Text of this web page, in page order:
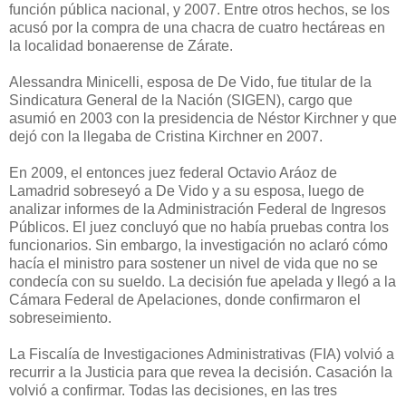
función pública nacional, y 2007. Entre otros hechos, se los
acusó por la compra de una chacra de cuatro hectáreas en
la localidad bonaerense de Zárate.
Alessandra Minicelli, esposa de De Vido, fue titular de la
Sindicatura General de la Nación (SIGEN), cargo que
asumió en 2003 con la presidencia de Néstor Kirchner y que
dejó con la llegaba de Cristina Kirchner en 2007.
En 2009, el entonces juez federal Octavio Aráoz de
Lamadrid sobreseyó a De Vido y a su esposa, luego de
analizar informes de la Administración Federal de Ingresos
Públicos. El juez concluyó que no había pruebas contra los
funcionarios. Sin embargo, la investigación no aclaró cómo
hacía el ministro para sostener un nivel de vida que no se
condecía con su sueldo. La decisión fue apelada y llegó a la
Cámara Federal de Apelaciones, donde confirmaron el
sobreseimiento.
La Fiscalía de Investigaciones Administrativas (FIA) volvió a
recurrir a la Justicia para que revea la decisión. Casación la
volvió a confirmar. Todas las decisiones, en las tres